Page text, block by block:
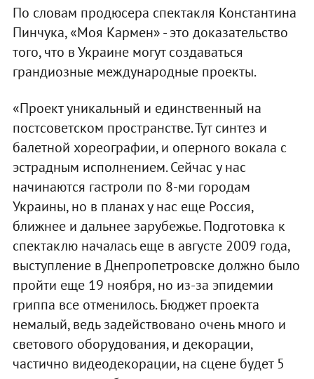
По словам продюсера спектакля Константина
Пинчука, «Моя Кармен» - это доказательство
того, что в Украине могут создаваться
грандиозные международные проекты.
«Проект уникальный и единственный на
постсоветском пространстве. Тут синтез и
балетной хореографии, и оперного вокала с
эстрадным исполнением. Сейчас у нас
начинаются гастроли по 8-ми городам
Украины, но в планах у нас еще Россия,
ближнее и дальнее зарубежье. Подготовка к
спектаклю началась еще в августе 2009 года,
выступление в Днепропетровске должно было
пройти еще 19 ноября, но из-за эпидемии
гриппа все отменилось. Бюджет проекта
немалый, ведь задействовано очень много и
светового оборудования, и декорации,
частично видеодекорации, на сцене будет 5